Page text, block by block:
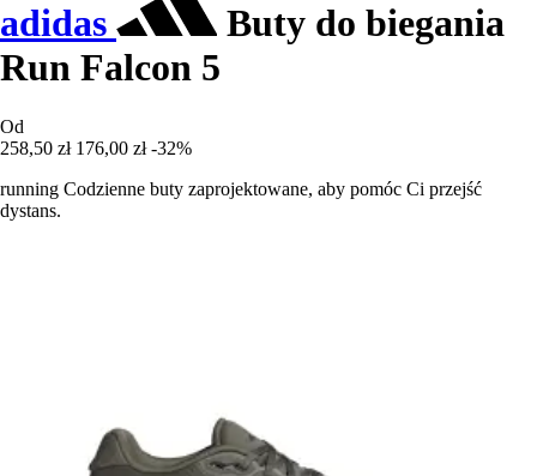
adidas
Buty do biegania
Run Falcon 5
Od
258,50 zł 176,00 zł -32%
running Codzienne buty zaprojektowane, aby pomóc Ci przejść
dystans.